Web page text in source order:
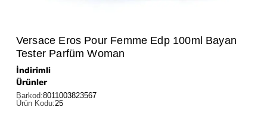
Versace Eros Pour Femme Edp 100ml Bayan
Tester Parfüm Woman
İndirimli
Ürünler
Barkod:8011003823567
Ürün Kodu:25